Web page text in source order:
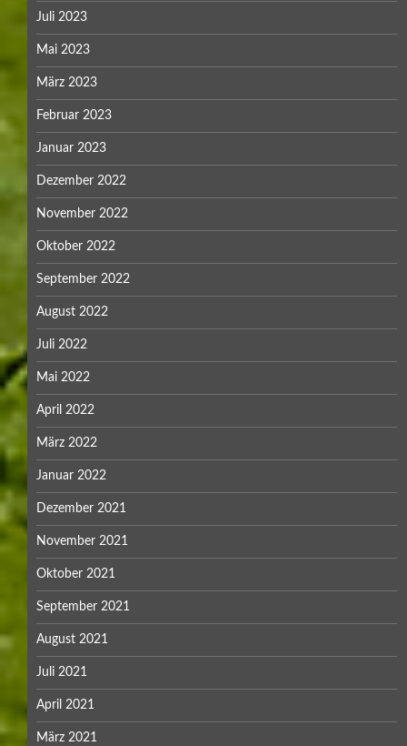
Juli 2023
Mai 2023
März 2023
Februar 2023
Januar 2023
Dezember 2022
November 2022
Oktober 2022
September 2022
August 2022
Juli 2022
Mai 2022
April 2022
März 2022
Januar 2022
Dezember 2021
November 2021
Oktober 2021
September 2021
August 2021
Juli 2021
April 2021
März 2021